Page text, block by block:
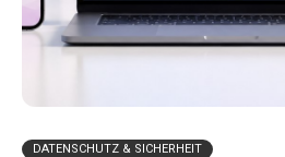
DATENSCHUTZ & SICHERHEIT